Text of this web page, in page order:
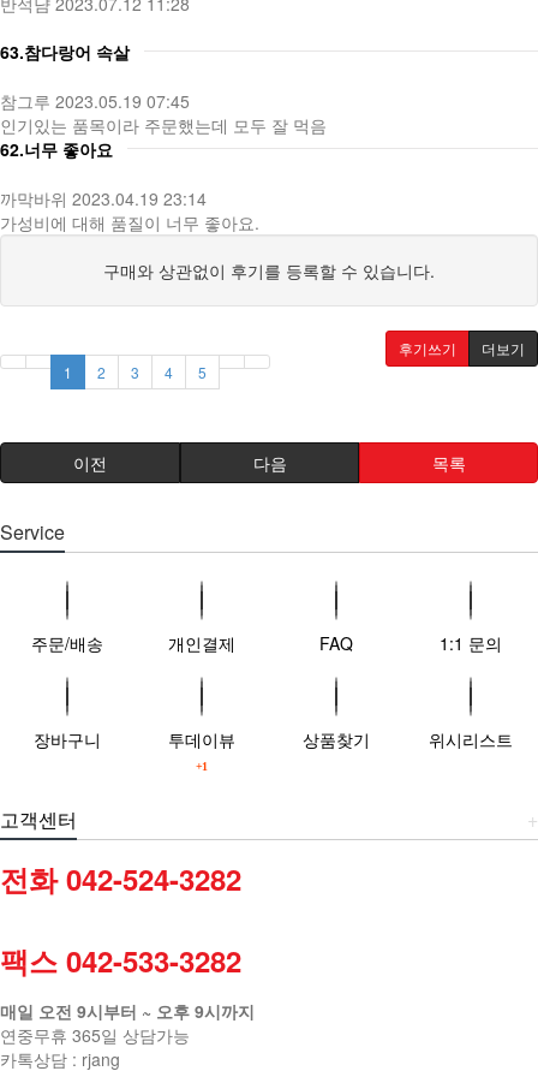
63.참다랑어 속살
참그루 2023.05.19 07:45
인기있는 품목이라 주문했는데 모두 잘 먹음
62.너무 좋아요
까막바위 2023.04.19 23:14
가성비에 대해 품질이 너무 좋아요.
구매와 상관없이 후기를 등록할 수 있습니다.
1 2 3 4 5
후기쓰기 더보기
이전 다음 목록
Service
주문/배송 개인결제 FAQ 1:1 문의
장바구니 투데이뷰
+1
상품찾기 위시리스트
+
고객센터
전화 042-524-3282
팩스 042-533-3282
매일 오전 9시부터 ~ 오후 9시까지
연중무휴 365일 상담가능
카톡상담 : rjang